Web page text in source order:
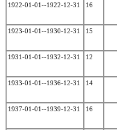
1922-01-01--1922-12-31 16
1923-01-01--1930-12-31 15
1931-01-01--1932-12-31 12
1933-01-01--1936-12-31 14
1937-01-01--1939-12-31 16